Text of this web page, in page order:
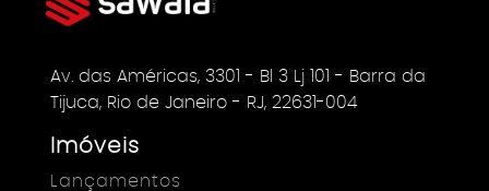
Av. das Américas, 3301 - Bl 3 Lj 101 - Barra da
Tijuca, Rio de Janeiro - RJ, 22631-004
Imóveis
Lançamentos